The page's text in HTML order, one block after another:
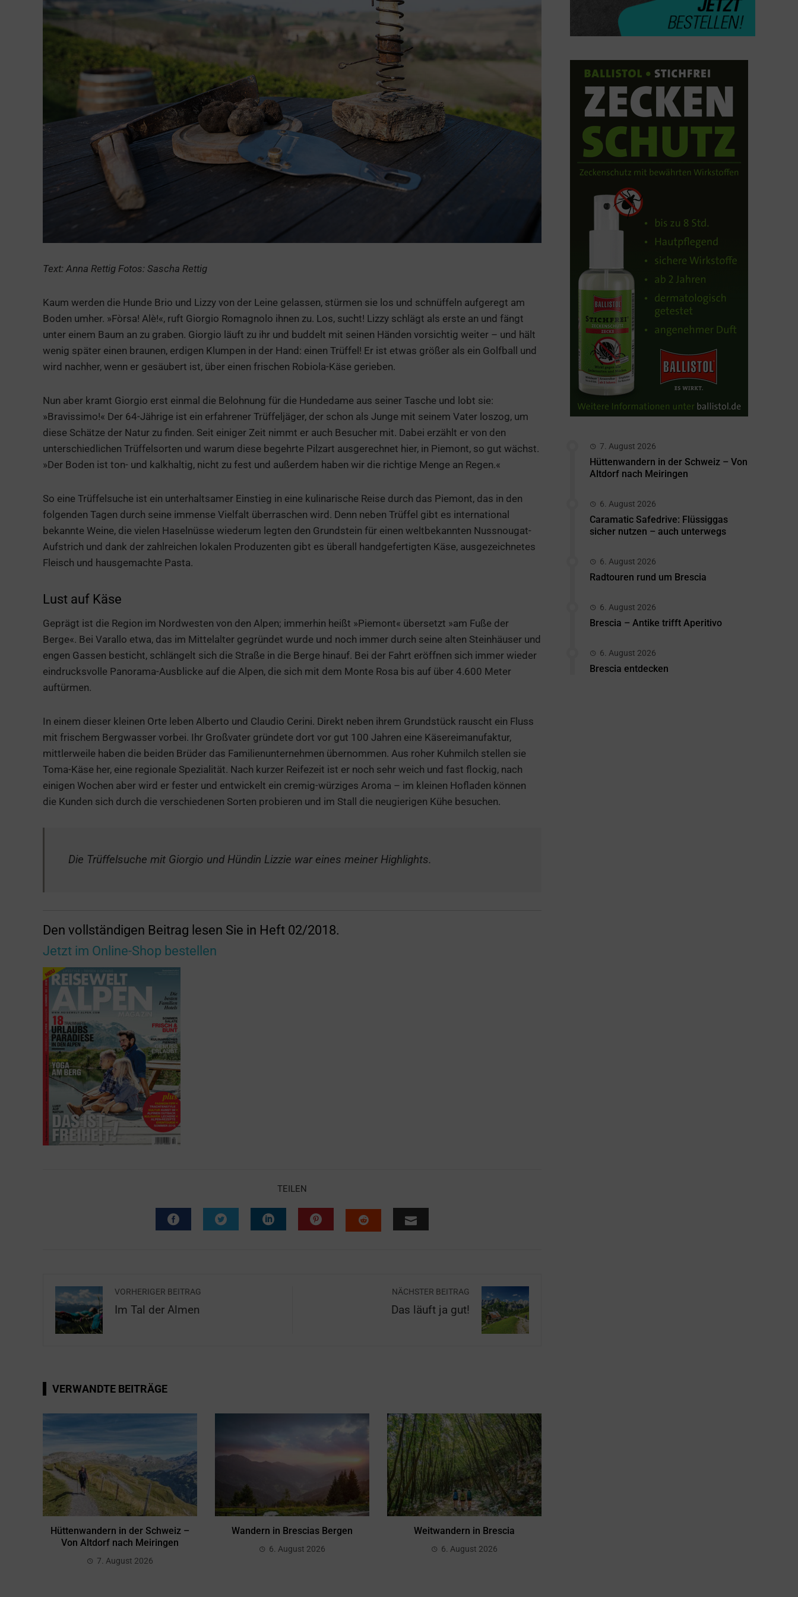
Text: Anna Rettig Fotos: Sascha Rettig
Kaum werden die Hunde Brio und Lizzy von der Leine gelassen, stürmen sie los und schnüffeln aufgeregt am
Boden umher. »Fòrsa! Alè!«, ruft Giorgio Romagnolo ihnen zu. Los, sucht! Lizzy schlägt als erste an und fängt
unter einem Baum an zu graben. Giorgio läuft zu ihr und buddelt mit seinen Händen vorsichtig weiter – und hält
wenig später einen braunen, erdigen Klumpen in der Hand: einen Trüffel! Er ist etwas größer als ein Golfball und
wird nachher, wenn er gesäubert ist, über einen frischen Robiola-Käse gerieben.
Nun aber kramt Giorgio erst einmal die Belohnung für die Hundedame aus seiner Tasche und lobt sie:
»Bravissimo!« Der 64-Jährige ist ein erfahrener Trüffeljäger, der schon als Junge mit seinem Vater loszog, um
diese Schätze der Natur zu finden. Seit einiger Zeit nimmt er auch Besucher mit. Dabei erzählt er von den
unterschiedlichen Trüffelsorten und warum diese begehrte Pilzart ausgerechnet hier, in Piemont, so gut wächst.
»Der Boden ist ton- und kalkhaltig, nicht zu fest und außerdem haben wir die richtige Menge an Regen.«
So eine Trüffelsuche ist ein unterhaltsamer Einstieg in eine kulinarische Reise durch das Piemont, das in den
folgenden Tagen durch seine immense Vielfalt überraschen wird. Denn neben Trüffel gibt es international
bekannte Weine, die vielen Haselnüsse wiederum legten den Grundstein für einen weltbekannten Nussnougat-
Aufstrich und dank der zahlreichen lokalen Produzenten gibt es überall handgefertigten Käse, ausgezeichnetes
Fleisch und hausgemachte Pasta.
Lust auf Käse
Geprägt ist die Region im Nordwesten von den Alpen; immerhin heißt »Piemont« übersetzt »am Fuße der
Berge«. Bei Varallo etwa, das im Mittelalter gegründet wurde und noch immer durch seine alten Steinhäuser und
engen Gassen besticht, schlängelt sich die Straße in die Berge hinauf. Bei der Fahrt eröffnen sich immer wieder
eindrucksvolle Panorama-Ausblicke auf die Alpen, die sich mit dem Monte Rosa bis auf über 4.600 Meter
auftürmen.
In einem dieser kleinen Orte leben Alberto und Claudio Cerini. Direkt neben ihrem Grundstück rauscht ein Fluss
mit frischem Bergwasser vorbei. Ihr Großvater gründete dort vor gut 100 Jahren eine Käsereimanufaktur,
mittlerweile haben die beiden Brüder das Familienunternehmen übernommen. Aus roher Kuhmilch stellen sie
Toma-Käse her, eine regionale Spezialität. Nach kurzer Reifezeit ist er noch sehr weich und fast flockig, nach
einigen Wochen aber wird er fester und entwickelt ein cremig-würziges Aroma – im kleinen Hofladen können
die Kunden sich durch die verschiedenen Sorten probieren und im Stall die neugierigen Kühe besuchen.
Die Trüffelsuche mit Giorgio und Hündin Lizzie war eines meiner Highlights.
Den vollständigen Beitrag lesen Sie in Heft 02/2018.
Jetzt im Online-Shop bestellen
TEILEN
VORHERIGER BEITRAG
Im Tal der Almen
NÄCHSTER BEITRAG
Das läuft ja gut!
VERWANDTE BEITRÄGE
Hüttenwandern in der Schweiz –
Von Altdorf nach Meiringen
7. August 2026
Wandern in Brescias Bergen
6. August 2026
Weitwandern in Brescia
6. August 2026
7. August 2026
Hüttenwandern in der Schweiz – Von
Altdorf nach Meiringen
6. August 2026
Caramatic Safedrive: Flüssiggas
sicher nutzen – auch unterwegs
6. August 2026
Radtouren rund um Brescia
6. August 2026
Brescia – Antike trifft Aperitivo
6. August 2026
Brescia entdecken